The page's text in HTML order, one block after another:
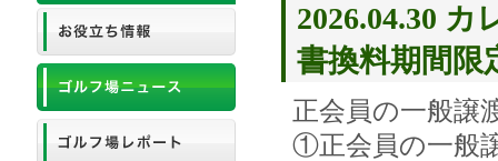
2026.04.30
書換料期間限
正会員の一般譲
①正会員の一般